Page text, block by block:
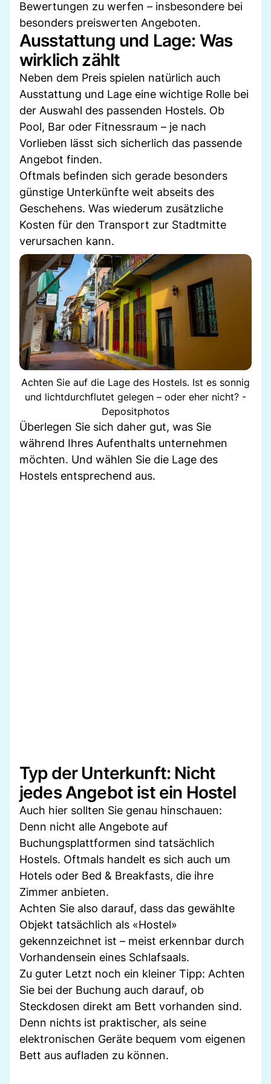
Bewertungen zu werfen – insbesondere bei
besonders preiswerten Angeboten.
Ausstattung und Lage: Was
wirklich zählt
Neben dem Preis spielen natürlich auch
Ausstattung und Lage eine wichtige Rolle bei
der Auswahl des passenden Hostels. Ob
Pool, Bar oder Fitnessraum – je nach
Vorlieben lässt sich sicherlich das passende
Angebot finden.
Oftmals befinden sich gerade besonders
günstige Unterkünfte weit abseits des
Geschehens. Was wiederum zusätzliche
Kosten für den Transport zur Stadtmitte
verursachen kann.
Achten Sie auf die Lage des Hostels. Ist es sonnig
und lichtdurchflutet gelegen – oder eher nicht? -
Depositphotos
Überlegen Sie sich daher gut, was Sie
während Ihres Aufenthalts unternehmen
möchten. Und wählen Sie die Lage des
Hostels entsprechend aus.
Typ der Unterkunft: Nicht
jedes Angebot ist ein Hostel
Auch hier sollten Sie genau hinschauen:
Denn nicht alle Angebote auf
Buchungsplattformen sind tatsächlich
Hostels. Oftmals handelt es sich auch um
Hotels oder Bed & Breakfasts, die ihre
Zimmer anbieten.
Achten Sie also darauf, dass das gewählte
Objekt tatsächlich als «Hostel»
gekennzeichnet ist – meist erkennbar durch
Vorhandensein eines Schlafsaals.
Zu guter Letzt noch ein kleiner Tipp: Achten
Sie bei der Buchung auch darauf, ob
Steckdosen direkt am Bett vorhanden sind.
Denn nichts ist praktischer, als seine
elektronischen Geräte bequem vom eigenen
Bett aus aufladen zu können.